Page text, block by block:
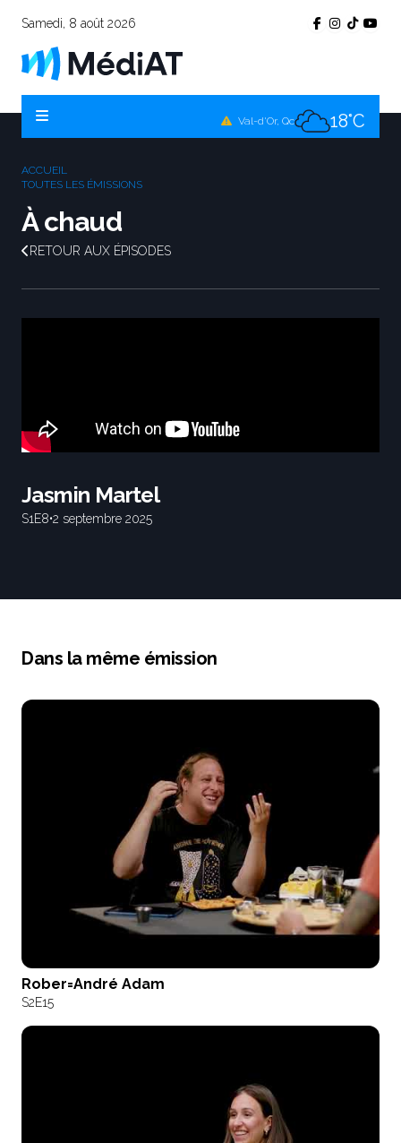
Samedi, 8 août 2026
Val-d'Or, Qc 18°C
ACCUEIL
TOUTES LES ÉMISSIONS
À chaud
RETOUR AUX ÉPISODES
Jasmin Martel
S1 E8•2 septembre 2025
Dans la même émission
Rober=André Adam
S2E15